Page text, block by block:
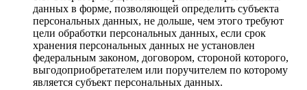
данных в форме, позволяющей определить субъекта
персональных данных, не дольше, чем этого требуют
цели обработки персональных данных, если срок
хранения персональных данных не установлен
федеральным законом, договором, стороной которого,
выгодоприобретателем или поручителем по которому
является субъект персональных данных.